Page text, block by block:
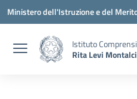
Vai ai contenuti
Vai al menu di navigazione
Vai al footer
Ministero dell'Istruzione e del
Istituto
Rita Levi